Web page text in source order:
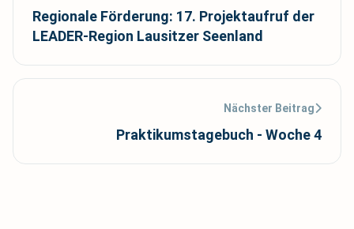
Regionale Förderung: 17. Projektaufruf der
LEADER-Region Lausitzer Seenland
Nächster Beitrag
Praktikumstagebuch - Woche 4